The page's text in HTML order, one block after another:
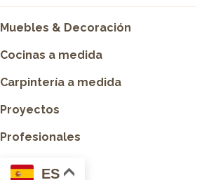
Muebles & Decoración
Cocinas a medida
Carpintería a medida
Proyectos
Profesionales
ES